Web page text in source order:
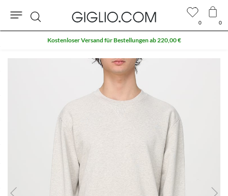
0 0
Suche
Kostenloser Versand für Bestellungen ab 220,00 €